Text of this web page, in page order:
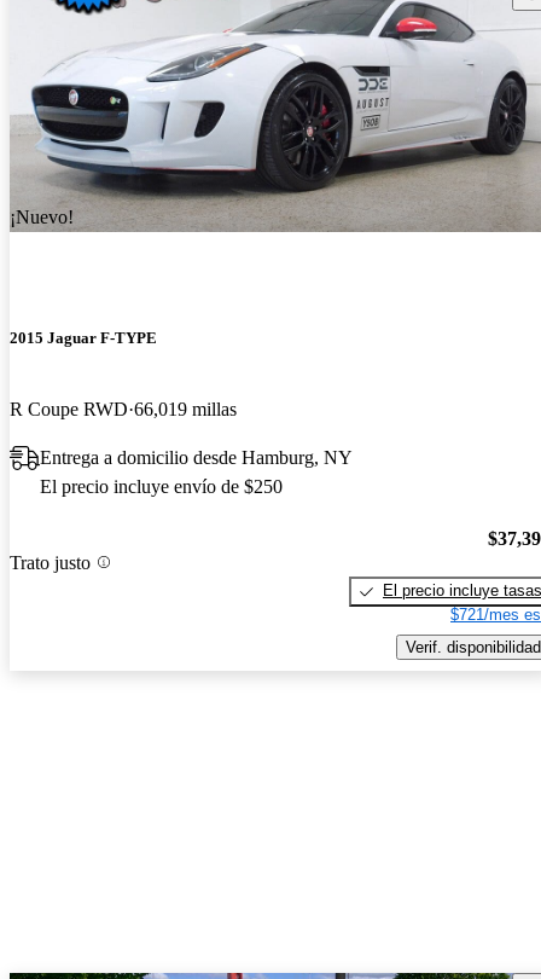
¡Nuevo!
2015 Jaguar F-TYPE
R Coupe RWD 66,019 millas
Entrega a domicilio desde Hamburg, NY
El precio incluye envío de $250
Trato justo
El precio incluye tasas
$721/mes
Verif. disponibilidad